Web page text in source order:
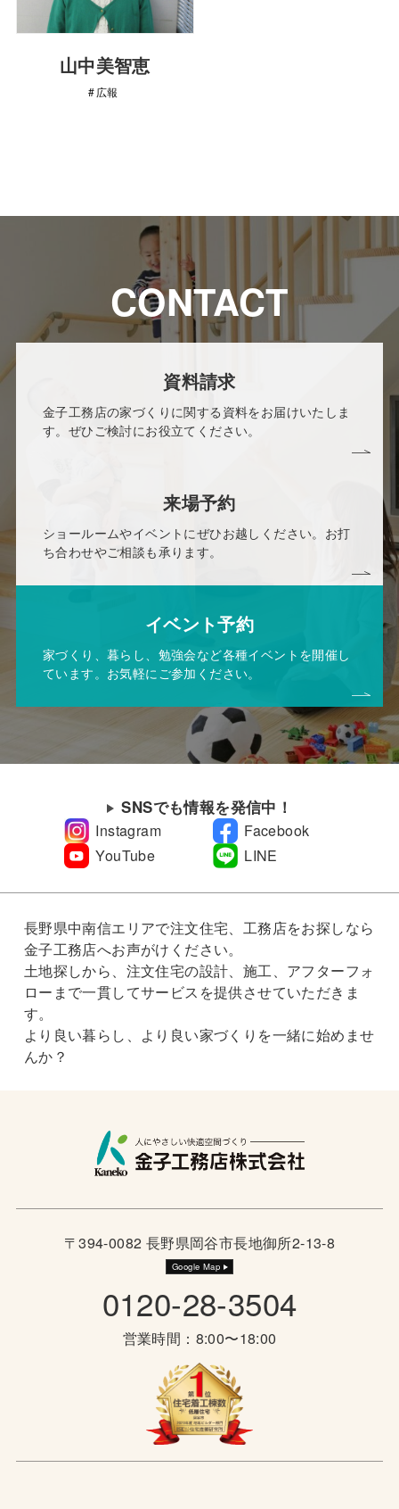
山中美智恵
広報
CONTACT
資料請求
金子工務店の家づくりに関する資料をお届けいたしま
す。ぜひご検討にお役立てください。
来場予約
ショールームやイベントにぜひお越しください。お打
ち合わせやご相談も承ります。
イベント予約
家づくり、暮らし、勉強会など各種イベントを開催し
ています。お気軽にご参加ください。
SNSでも情報を発信中！
Instagram
Facebook
YouTube
LINE
長野県中南信エリアで注文住宅、工務店をお探しなら
金子工務店へお声がけください。
土地探しから、注文住宅の設計、施工、アフターフォ
ローまで一貫してサービスを提供させていただきま
す。
より良い暮らし、より良い家づくりを一緒に始めませ
んか？
〒394-0082 長野県岡谷市長地御所2-13-8
Google Map
0120-28-3504
営業時間：8:00〜18:00